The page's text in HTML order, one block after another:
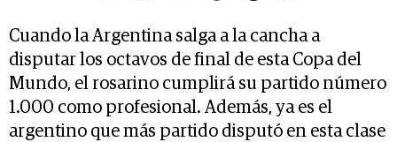
Cuando la Argentina salga a la cancha a
disputar los octavos de final de esta Copa del
Mundo, el rosarino cumplirá su partido número
1.000 como profesional. Además, ya es el
argentino que más partido disputó en esta clase